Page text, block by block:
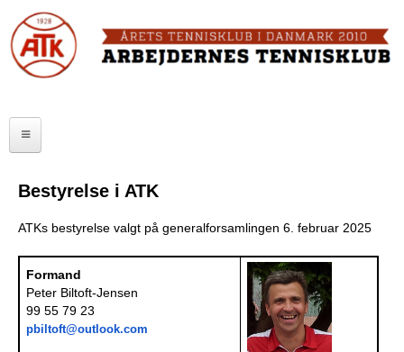
to
main
b
FORSIDE
ATK HALLEN
SENIOR
MOTIONISTER
TURNERINGER
Bestyrelse i ATK
ATKs bestyrelse valgt på generalforsamlingen 6. februar 2025
Formand
Peter Biltoft-Jensen
99 55 79 23
pbiltoft@outlook.com